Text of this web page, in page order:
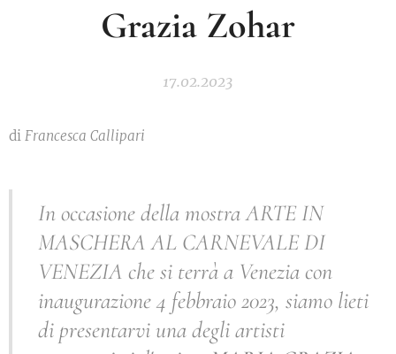
Grazia Zohar
17.02.2023
di Francesca Callipari
In occasione della mostra ARTE IN
MASCHERA AL CARNEVALE DI
VENEZIA che si terrà a Venezia con
inaugurazione 4 febbraio 2023, siamo lieti
di presentarvi una degli artisti